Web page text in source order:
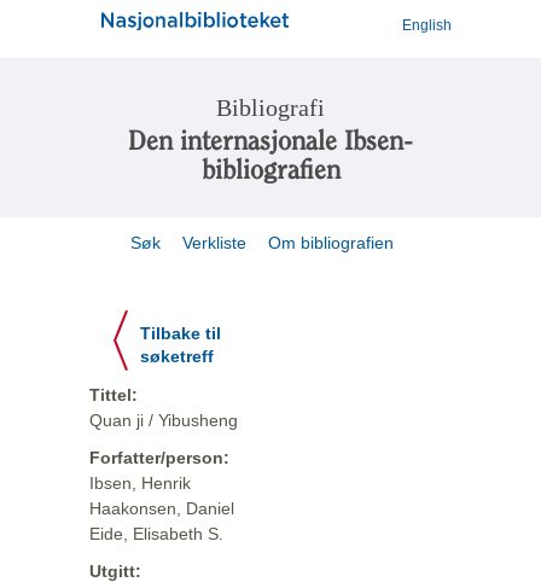
English
Bibliografi
Den internasjonale Ibsen-
bibliografien
Søk Verkliste Om bibliografien
Tilbake til
søketreff
Tittel:
Quan ji / Yibusheng
Forfatter/person:
Ibsen, Henrik
Haakonsen, Daniel
Eide, Elisabeth S.
Utgitt: